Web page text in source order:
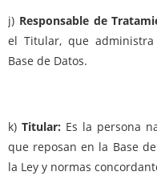
j) Responsable de
el Titular, que
Base de Datos.
k) Titular: Es la persona
que reposan en la Base
la Ley y normas